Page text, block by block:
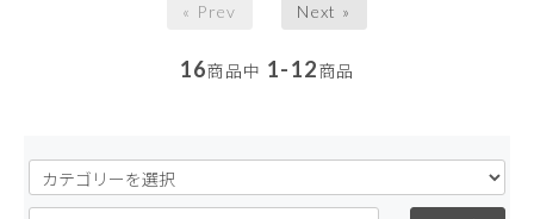
« Prev Next »
16商品中 1-12商品